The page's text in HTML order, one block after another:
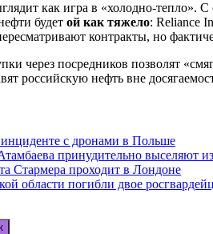
как игра в «холодно-тепло».
будет ой как тяжело: Reliance
контракты, но
через посредников позволят
российскую нефть вне
с дронами в Польше
принудительно выселяют
Стармера проходит в Лондоне
области погибли двое